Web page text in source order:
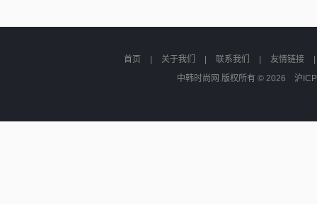
首页 关于我们 联系我们 友情链接
中韩时尚网 版权所有 © 2026 沪